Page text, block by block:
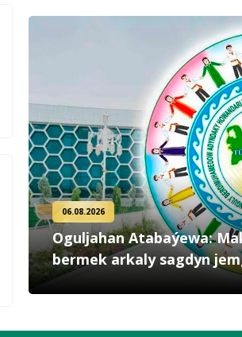
06.08.2026
Oguljahan Atabaýewa:
bermek arkaly sagdyn